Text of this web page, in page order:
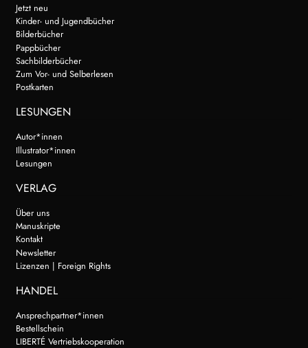
Jetzt neu
Kinder- und Jugendbücher
Bilderbücher
Pappbücher
Sachbilderbücher
Zum Vor- und Selberlesen
Postkarten
LESUNGEN
Autor*innen
Illustrator*innen
Lesungen
VERLAG
Über uns
Manuskripte
Kontakt
Newsletter
Lizenzen | Foreign Rights
HANDEL
Ansprechpartner*innen
Bestellschein
LIBERTÉ Vertriebskooperation